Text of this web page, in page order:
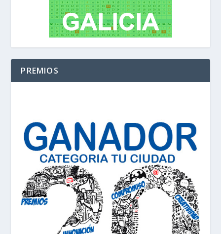
PREMIOS